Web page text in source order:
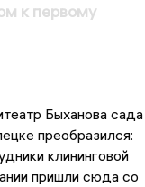
к первому
Быханова сада
преобразился:
клининговой
пришли сюда со